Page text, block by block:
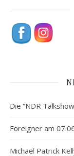
Die “NDR
Foreigner am
Michael Patrick